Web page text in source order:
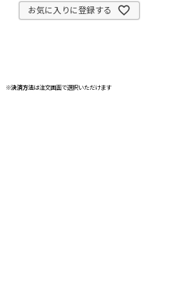
お気に入りに登録する
※決済方法は注文画面で選択いただけます